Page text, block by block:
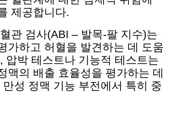
제공합니다.
관 검사(ABI – 발목-팔 지수)는
가하고 허혈을 발견하는 데 도움
압박 테스트나 기능적 테스트는
맥의 배출 효율성을 평가하는 데
성 정맥 기능 부전에서 특히 중